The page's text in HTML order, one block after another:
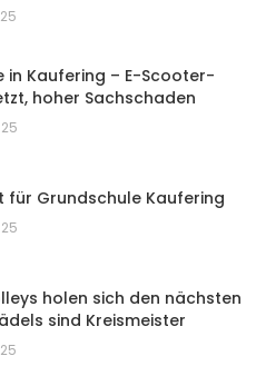
in Kaufering – E-Scooter-
hoher Sachschaden
für Grundschule Kaufering
holen sich den nächsten
sind Kreismeister